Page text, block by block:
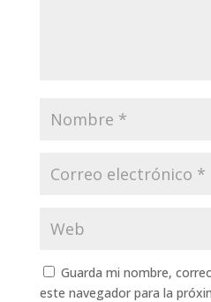
Guarda mi nombre,
este navegador para la